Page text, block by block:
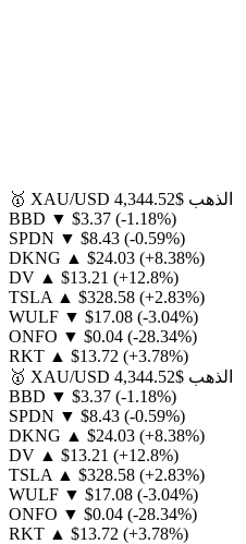
🥇 XAU/USD الذهب $4,344.52
BBD ▼ $3.37 (-1.18%)
SPDN ▼ $8.43 (-0.59%)
DKNG ▲ $24.03 (+8.38%)
DV ▲ $13.21 (+12.8%)
TSLA ▲ $328.58 (+2.83%)
WULF ▼ $17.08 (-3.04%)
ONFO ▼ $0.04 (-28.34%)
RKT ▲ $13.72 (+3.78%)
🥇 XAU/USD الذهب $4,344.52
BBD ▼ $3.37 (-1.18%)
SPDN ▼ $8.43 (-0.59%)
DKNG ▲ $24.03 (+8.38%)
DV ▲ $13.21 (+12.8%)
TSLA ▲ $328.58 (+2.83%)
WULF ▼ $17.08 (-3.04%)
ONFO ▼ $0.04 (-28.34%)
RKT ▲ $13.72 (+3.78%)